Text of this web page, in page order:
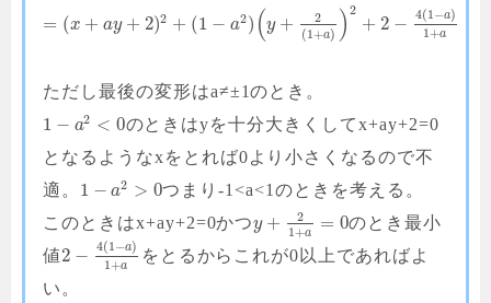
= (x + ay + 2)2 + (1 − a2) (y +
2
(1+a) ) 2
+ 2 − 4(1−a)
1+a
ただし最後の変形はa≠±1のとき。
1 − a2 < 0のときはyを十分大きくしてx+ay+2=0
となるようなxをとれば0より小さくなるので不
適。 1 − a2 > 0つまり-1<a<1のときを考える。
このときはx+ay+2=0かつy +
2
1+a = 0のとき最小
値2 − 4(1−a)
1+a
をとるからこれが0以上であればよ
い。